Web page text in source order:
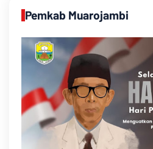
Pemkab Muarojambi